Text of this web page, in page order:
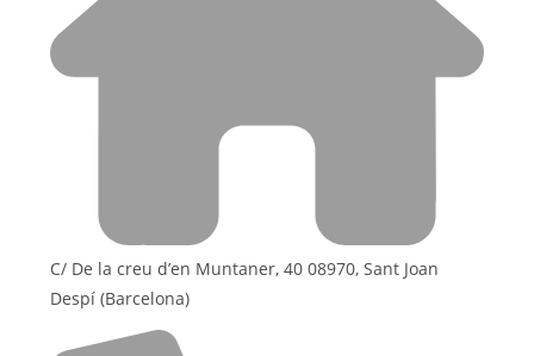
C/ De la creu d’en Muntaner, 40 08970, Sant Joan
Despí (Barcelona)